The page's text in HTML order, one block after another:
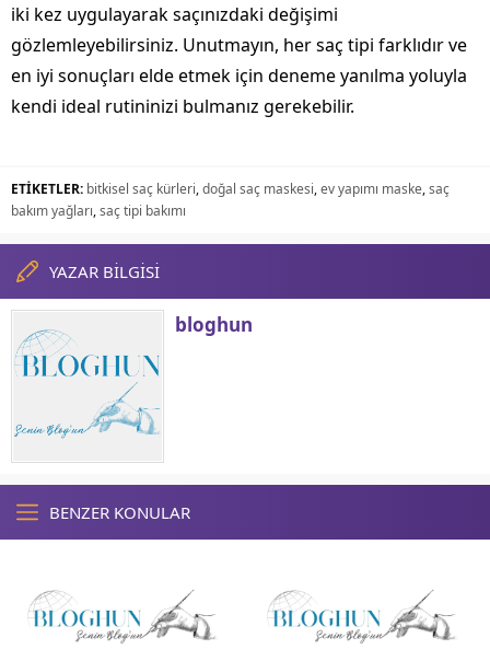
iki kez uygulayarak saçınızdaki değişimi
gözlemleyebilirsiniz. Unutmayın, her saç tipi farklıdır ve
en iyi sonuçları elde etmek için deneme yanılma yoluyla
kendi ideal rutininizi bulmanız gerekebilir.
ETİKETLER: bitkisel saç kürleri,doğal saç maskesi,ev yapımı maske,saç
bakım yağları,saç tipi bakımı
YAZAR BİLGİSİ
bloghun
BENZER KONULAR